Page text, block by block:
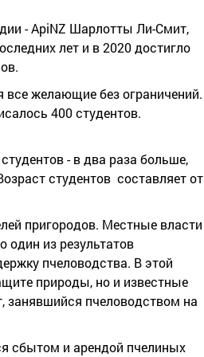
- ApiNZ Шарлотты Ли-Смит,
лет и в 2020 достигло
все желающие без ограничений.
400 студентов.
- в два раза больше,
студентов составляет от
пригородов. Местные власти
один из результатов
пчеловодства. В этой
природы, но и известные
занявшийся пчеловодством на
сбытом и арендой пчелиных